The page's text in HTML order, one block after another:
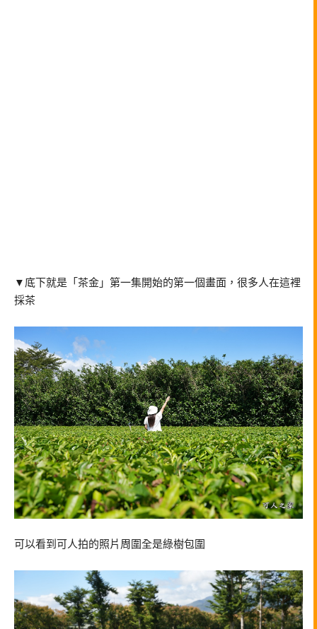
▼底下就是「茶金」第一集開始的第一個畫面，很多人在這裡
採茶
可以看到可人拍的照片周圍全是綠樹包圍